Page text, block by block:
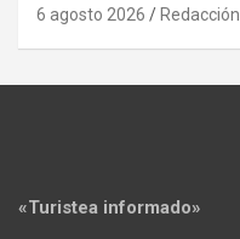
6 agosto 2026 Redacción
«Turistea informado»